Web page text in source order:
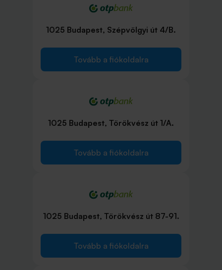
1025 Budapest, Szépvölgyi út 4/B.
Tovább a fiókoldalra
1025 Budapest, Törökvész út 1/A.
Tovább a fiókoldalra
1025 Budapest, Törökvész út 87-91.
Tovább a fiókoldalra